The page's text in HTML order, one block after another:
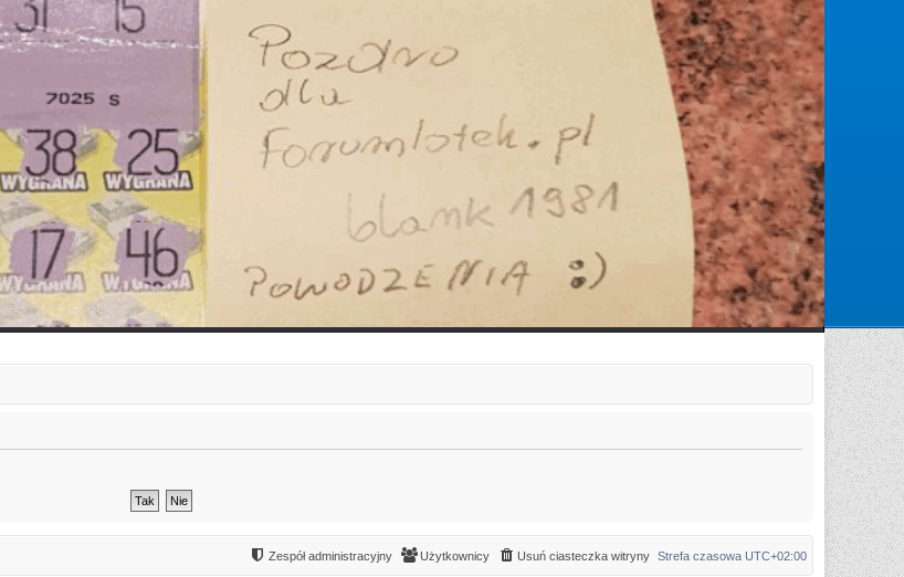
Zaloguj się
Zarejestruj się
Strefa czasowa UTC+02:00
Usuń ciasteczka witryny
Użytkownicy
Zespół administracyjny